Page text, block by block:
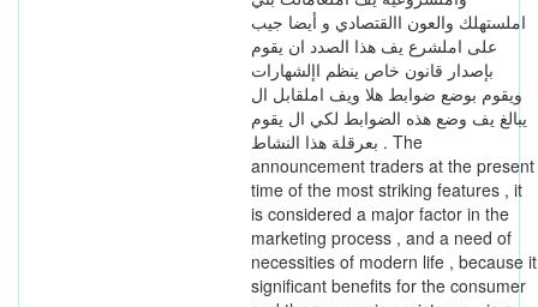
املستهلك والعون االقتصادي و أيضا جيب
على املشرع يف هذا الصدد ان يقوم
بإصدار قانون خاص ينظم اإلشهارات
ويقوم بوضع ضوابط هلا ويف املقابل ال
يبالغ يف وضع هذه الضوابط لكي ال يقوم
بعرقلة هذا النشاط . The
announcement traders at the present
time of the most striking features , it
is considered a major factor in the
marketing process , and a need of
necessities of modern life , because it
significant benefits for the consumer